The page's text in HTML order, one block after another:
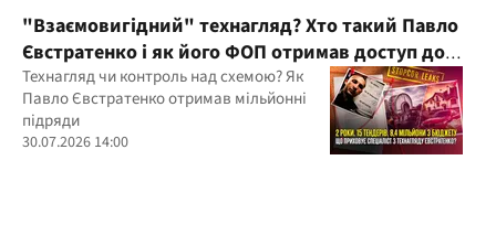
"Взаємовигідний" технагляд? Хто такий Павло
Євстратенко і як його ФОП отримав доступ до
бюджетних мільйонів?
Технагляд чи контроль над схемою? Як
Павло Євстратенко отримав мільйонні
підряди
30.07.2026 14:00